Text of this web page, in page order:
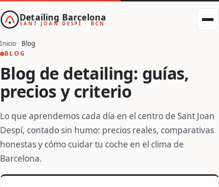
Detailing Barcelona
SANT JOAN DESPÍ · BCN
Inicio Blog
BLOG
Blog de detailing: guías,
precios y criterio
Lo que aprendemos cada día en el centro de Sant Joan
Despí, contado sin humo: precios reales, comparativas
honestas y cómo cuidar tu coche en el clima de
Barcelona.